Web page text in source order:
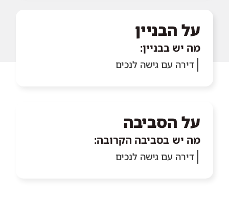
על הבניין
מה יש בבניין:
דירה עם גישה לנכים
על הסביבה
מה יש בסביבה הקרובה:
דירה עם גישה לנכים